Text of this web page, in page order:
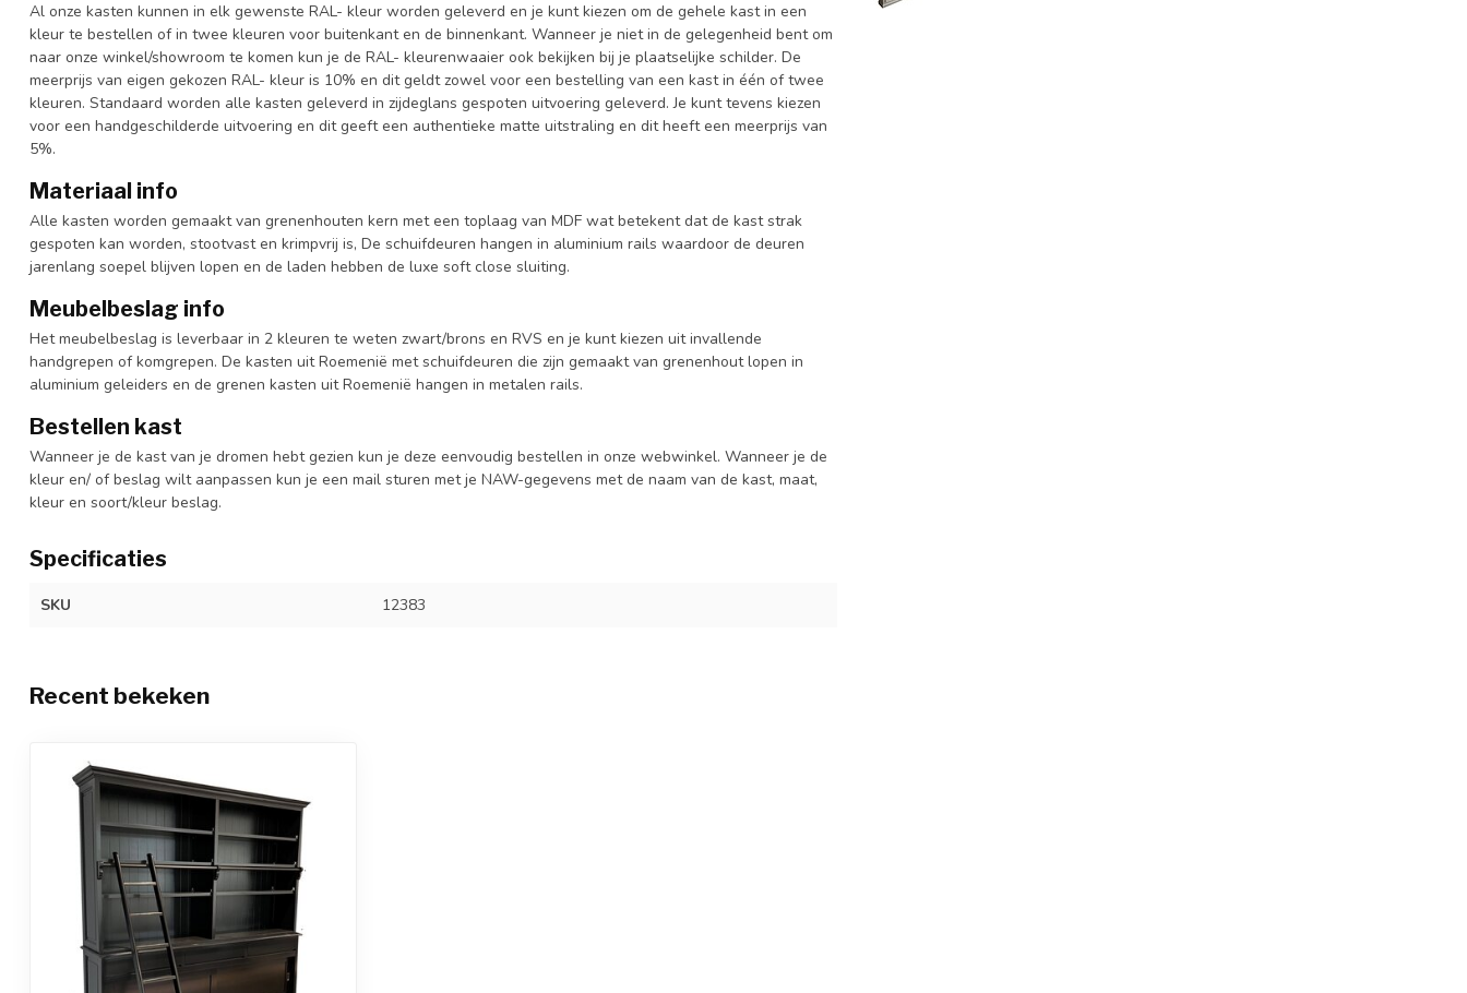
Al onze kasten kunnen in elk gewenste RAL- kleur worden geleverd en je kunt kiezen om de gehele kast in een
kleur te bestellen of in twee kleuren voor buitenkant en de binnenkant. Wanneer je niet in de gelegenheid bent om
naar onze winkel/showroom te komen kun je de RAL- kleurenwaaier ook bekijken bij je plaatselijke schilder. De
meerprijs van eigen gekozen RAL- kleur is 10% en dit geldt zowel voor een bestelling van een kast in één of twee
kleuren. Standaard worden alle kasten geleverd in zijdeglans gespoten uitvoering geleverd. Je kunt tevens kiezen
voor een handgeschilderde uitvoering en dit geeft een authentieke matte uitstraling en dit heeft een meerprijs van
5%.
Materiaal info
Alle kasten worden gemaakt van grenenhouten kern met een toplaag van MDF wat betekent dat de kast strak
gespoten kan worden, stootvast en krimpvrij is, De schuifdeuren hangen in aluminium rails waardoor de deuren
jarenlang soepel blijven lopen en de laden hebben de luxe soft close sluiting.
Meubelbeslag info
Het meubelbeslag is leverbaar in 2 kleuren te weten zwart/brons en RVS en je kunt kiezen uit invallende
handgrepen of komgrepen. De kasten uit Roemenië met schuifdeuren die zijn gemaakt van grenenhout lopen in
aluminium geleiders en de grenen kasten uit Roemenië hangen in metalen rails.
Bestellen kast
Wanneer je de kast van je dromen hebt gezien kun je deze eenvoudig bestellen in onze webwinkel. Wanneer je de
kleur en/ of beslag wilt aanpassen kun je een mail sturen met je NAW-gegevens met de naam van de kast, maat,
kleur en soort/kleur beslag.
Specificaties
SKU 12383
Recent bekeken